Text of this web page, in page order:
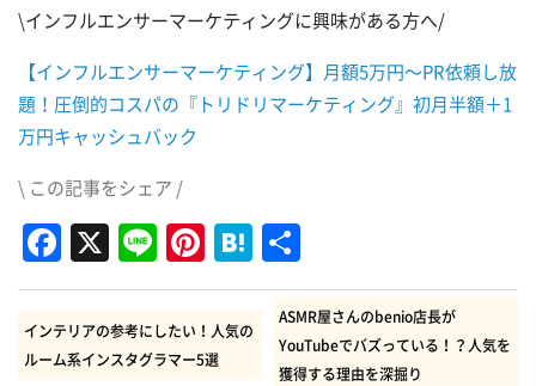
\インフルエンサーマーケティングに興味がある方へ/
【インフルエンサーマーケティング】月額5万円～PR依頼し放
題！圧倒的コスパの『トリドリマーケティング』初月半額＋1
万円キャッシュバック
\ この記事をシェア /
Facebook
X LinePinterest
Hatena
有
インテリアの参考にしたい！人気の
ルーム系インスタグラマー5選
ASMR屋さんのbenio店長が
YouTubeでバズっている！？人気を
獲得する理由を深掘り